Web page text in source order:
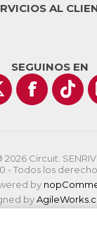
AL
SEGUINOS EN
Circuit.
- Todos los
by
by